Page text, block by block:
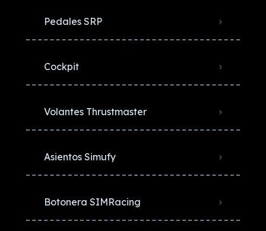
Pedales SRP
Cockpit
Volantes Thrustmaster
Asientos Simufy
Botonera SIMRacing